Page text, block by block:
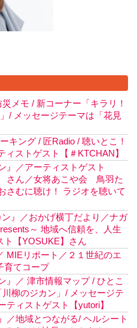
メモ / 新コーナー「キラリ！
/ メッセージテーマは「花見
キング / 匠Radio / 聴いとこ！
ストゲスト【＃KTCHAN】
』／アーティストゲスト
さん／女将あこや会 鳥羽た
さむに聴け！ ラジオを聴いて
』／おかげ横丁だより／ナガ
～ 地域へ信頼を、人生
ト【YOSUKE】さん
MIEリポート／２１世紀のエ
育てコープ
』／ 津市情報マップ / ひとこ
柳のジカン」/ メッセージテ
ティストゲスト【yutori】
／地域とつながる/ ヘルシート